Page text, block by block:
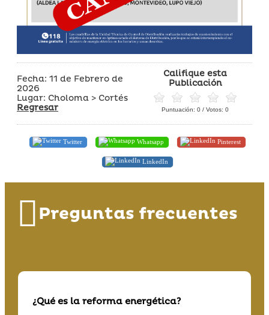
Fecha: 11 de Febrero de
2026
Lugar: Choloma > Cortés
Regresar
Califique esta
Publicación
Puntuación: 0 / Votos: 0
Twitter Whatsapp Pinterest
LinkedIn
Preguntas frecuentes
¿Qué es la reforma energética?